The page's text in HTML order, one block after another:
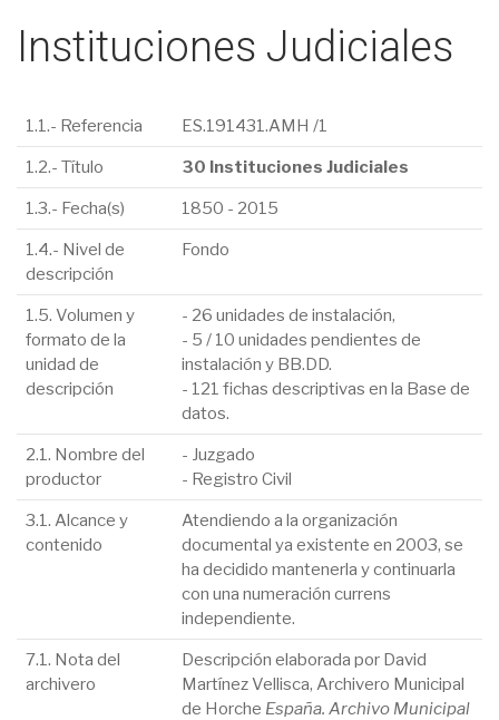
Instituciones Judiciales
1.1.- Referencia ES.191431.AMH /1
1.2.- Título 30 Instituciones Judiciales
1.3.- Fecha(s) 1850 - 2015
1.4.- Nivel de
descripción
Fondo
1.5. Volumen y
formato de la
unidad de
descripción
- 26 unidades de instalación,
- 5 / 10 unidades pendientes de
instalación y BB.DD.
- 121 fichas descriptivas en la Base de
datos.
2.1. Nombre del
productor
- Juzgado
- Registro Civil
3.1. Alcance y
contenido
Atendiendo a la organización
documental ya existente en 2003, se
ha decidido mantenerla y continuarla
con una numeración currens
independiente.
7.1. Nota del
archivero
Descripción elaborada por David
Martínez Vellisca, Archivero Municipal
de Horche España. Archivo Municipal